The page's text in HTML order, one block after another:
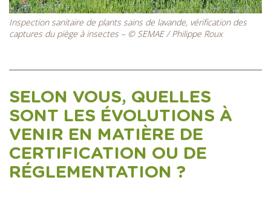
Inspection sanitaire de plants sains de lavande, vérification des
captures du piège à insectes – © SEMAE / Philippe Roux
SELON VOUS, QUELLES
SONT LES ÉVOLUTIONS À
VENIR EN MATIÈRE DE
CERTIFICATION OU DE
RÉGLEMENTATION ?